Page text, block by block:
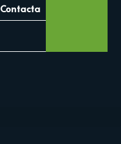
Contacta